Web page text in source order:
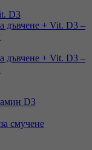
D3
дъвчене + Vit. D3 –
дъвчене + Vit. D3 –
D3
смучене